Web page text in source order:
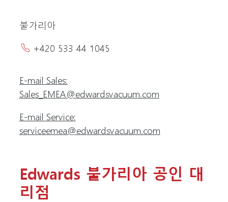
불가리아
+420 533 44 1045
E-mail Sales:
Sales_EMEA@edwardsvacuum.com
E-mail Service:
serviceemea@edwardsvacuum.com
Edwards 불가리아 공인 대
리점